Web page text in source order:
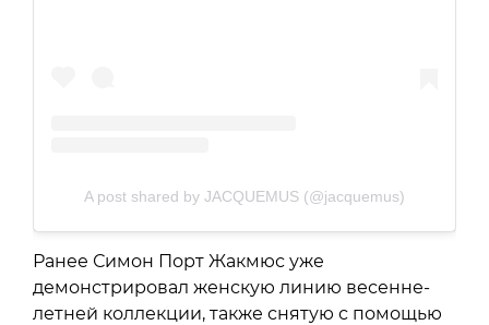
A post shared by JACQUEMUS (@jacquemus)
Ранее Симон Порт Жакмюс уже
демонстрировал женскую линию весенне-
летней коллекции, также снятую с помощью